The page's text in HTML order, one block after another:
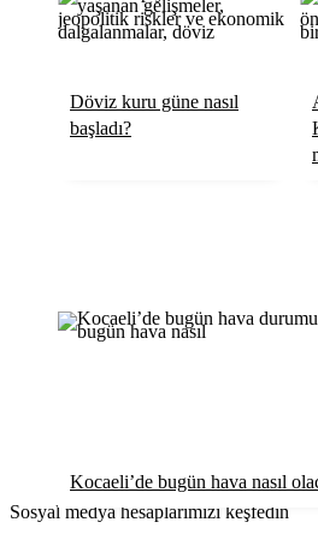
Köşe Yazıları
Video Galeri
Döviz kuru güne nasıl
başladı?
Kocaeli’de bugün hava nasıl
Sosyal medya hesaplarımızı keşfedin